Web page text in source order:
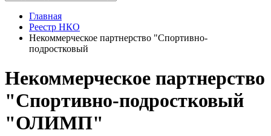
Главная
Реестр НКО
Некоммерческое партнерство "Спортивно-
подростковый
Некоммерческое партнерство
"Спортивно-подростковый
"ОЛИМП"